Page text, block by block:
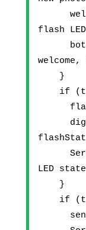
flash
}
if
LED
}
if